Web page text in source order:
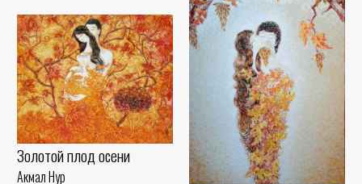
Золотой плод осени
Акмал Нур